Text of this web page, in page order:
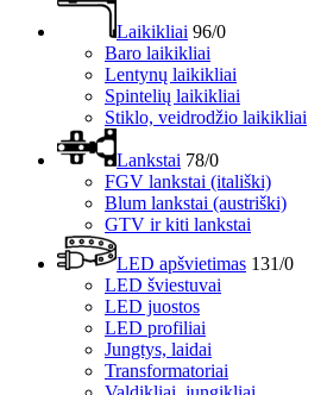
Laikikliai 96/0
Baro laikikliai
Lentynų laikikliai
Spintelių laikikliai
Stiklo, veidrodžio laikikliai
Lankstai 78/0
FGV lankstai (itališki)
Blum lankstai (austriški)
GTV ir kiti lankstai
LED apšvietimas 131/0
LED šviestuvai
LED juostos
LED profiliai
Jungtys, laidai
Transformatoriai